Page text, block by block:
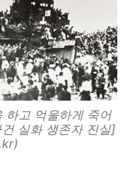
하고 억울하게 죽어
실화 생존자 진실]